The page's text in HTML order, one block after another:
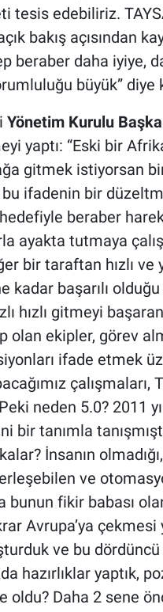
tesis edebiliriz.
bakış açısından
beraber daha iyiye,
büyük” diye
Yönetim Kurulu
yaptı: “Eski bir
gitmek istiyorsan
bu ifadenin bir
beraber
ayakta tutmaya
bir taraftan hızlı
kadar başarılı
hızlı gitmeyi
olan ekipler, görev
ifade etmek
çalışmaları,
neden 5.0? 2011
bir tanımla
İnsanın
ve
fikir babası
Avrupa’ya
ve bu
hazırlıklar yaptık,
oldu? Daha 2 sene